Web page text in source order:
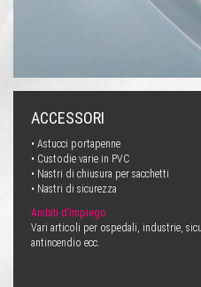
ACCESSORI
• Astucci portapenne
• Custodie varie in PVC
• Nastri di chiusura per sacchetti
• Nastri di sicurezza
Ambiti d’impiego :
Vari articoli per ospedali, industrie,
antincendio ecc.